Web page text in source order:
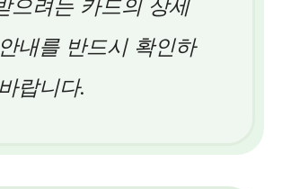
으려는 카드의 상세
내를 반드시 확인하
랍니다.